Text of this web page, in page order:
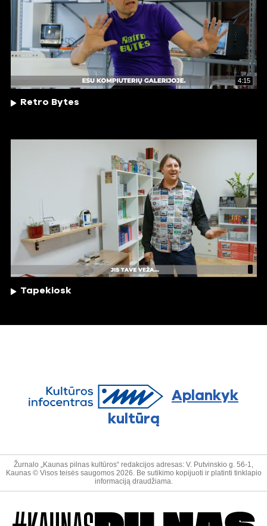
4:15
Retro Bytes
Tapekiosk
Aplankyk
kultūrą
Žurnalo „Kaunas pilnas kultūros“ redakcijos adresas: V. Putvinskio g. 56-1,
Kaunas © Visos teisės saugomos 2026. Be sutikimo kopijuoti ir platinti tinklapio
informaciją draudžiama.